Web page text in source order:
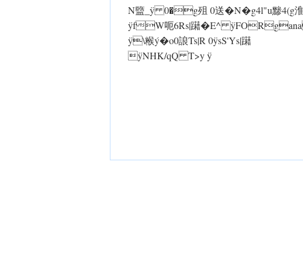
N盬_ ÿ 0�g殂 0送�N�g4l"u黪
ÿfW呃6Rs|躤�E^
ÿ\糇ý�o 0誏Ts|R 0 ÿsS'Ys|躤
ÿNHK/qQ T>y ÿ